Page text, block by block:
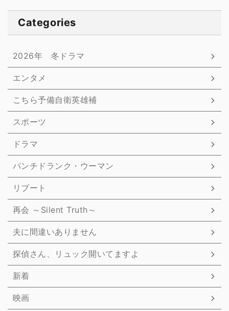
Categories
2026年 冬ドラマ
エンタメ
こちら予備自衛英雄補
スポーツ
ドラマ
パンチドランク・ウーマン
リブート
再会 ～Silent Truth～
夫に間違いありません
探偵さん、リュック開いてますよ
新着
映画